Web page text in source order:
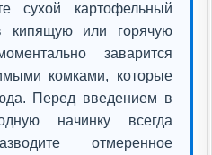
сухой картофельный
кипящую или горячую
заварится
комками, которые
Перед введением в
начинку всегда
отмеренное